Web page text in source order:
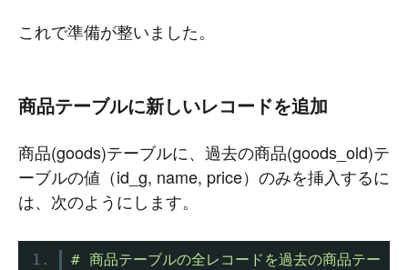
これで準備が整いました。
商品テーブルに新しいレコードを追加
商品(goods)テーブルに、過去の商品(goods_old)テ
ーブルの値（id_g, name, price）のみを挿入するに
は、次のようにします。
# 商品テーブルの全レコードを過去の商品テー